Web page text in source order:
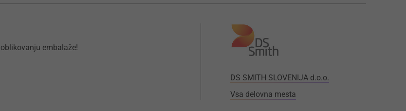
embalaže!
DS SMITH SLOVENIJA d.o.o.
Vsa delovna mesta